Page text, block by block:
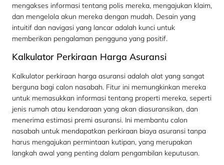
mengakses informasi tentang polis mereka, mengajukan klaim,
dan mengelola akun mereka dengan mudah. Desain yang
intuitif dan navigasi yang lancar adalah kunci untuk
memberikan pengalaman pengguna yang positif.
Kalkulator Perkiraan Harga Asuransi
Kalkulator perkiraan harga asuransi adalah alat yang sangat
berguna bagi calon nasabah. Fitur ini memungkinkan mereka
untuk memasukkan informasi tentang properti mereka, seperti
jenis rumah atau kendaraan yang akan diasuransikan, dan
menerima estimasi premi asuransi. Ini membantu calon
nasabah untuk mendapatkan perkiraan biaya asuransi tanpa
harus mengajukan permintaan kutipan, yang merupakan
langkah awal yang penting dalam pengambilan keputusan.